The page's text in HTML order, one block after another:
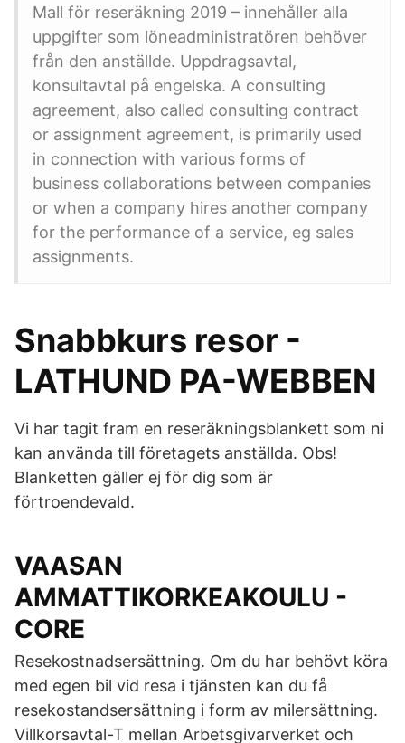
Mall för reseräkning 2019 – innehåller alla
uppgifter som löneadministratören behöver
från den anställde. Uppdragsavtal,
konsultavtal på engelska. A consulting
agreement, also called consulting contract
or assignment agreement, is primarily used
in connection with various forms of
business collaborations between companies
or when a company hires another company
for the performance of a service, eg sales
assignments.
Snabbkurs resor -
LATHUND PA-WEBBEN
Vi har tagit fram en reseräkningsblankett som ni
kan använda till företagets anställda. Obs!
Blanketten gäller ej för dig som är
förtroendevald.
VAASAN
AMMATTIKORKEAKOULU -
CORE
Resekostnadsersättning. Om du har behövt köra
med egen bil vid resa i tjänsten kan du få
resekostandsersättning i form av milersättning.
Villkorsavtal-T mellan Arbetsgivarverket och